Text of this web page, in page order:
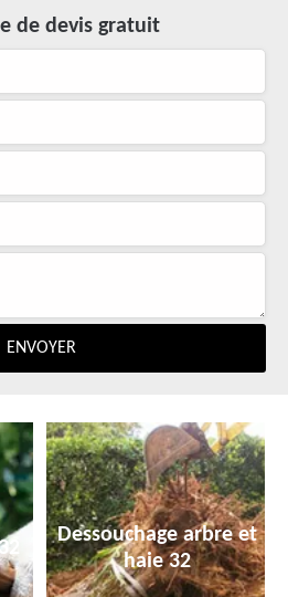
de devis gratuit
Dessouchage arbre et
haie 32